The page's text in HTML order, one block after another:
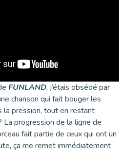
FUNLAND, j’étais obsédé par
chanson qui fait bouger les
la pression, tout en restant
progression de la ligne de
fait partie de ceux qui ont un
ça me remet immédiatement